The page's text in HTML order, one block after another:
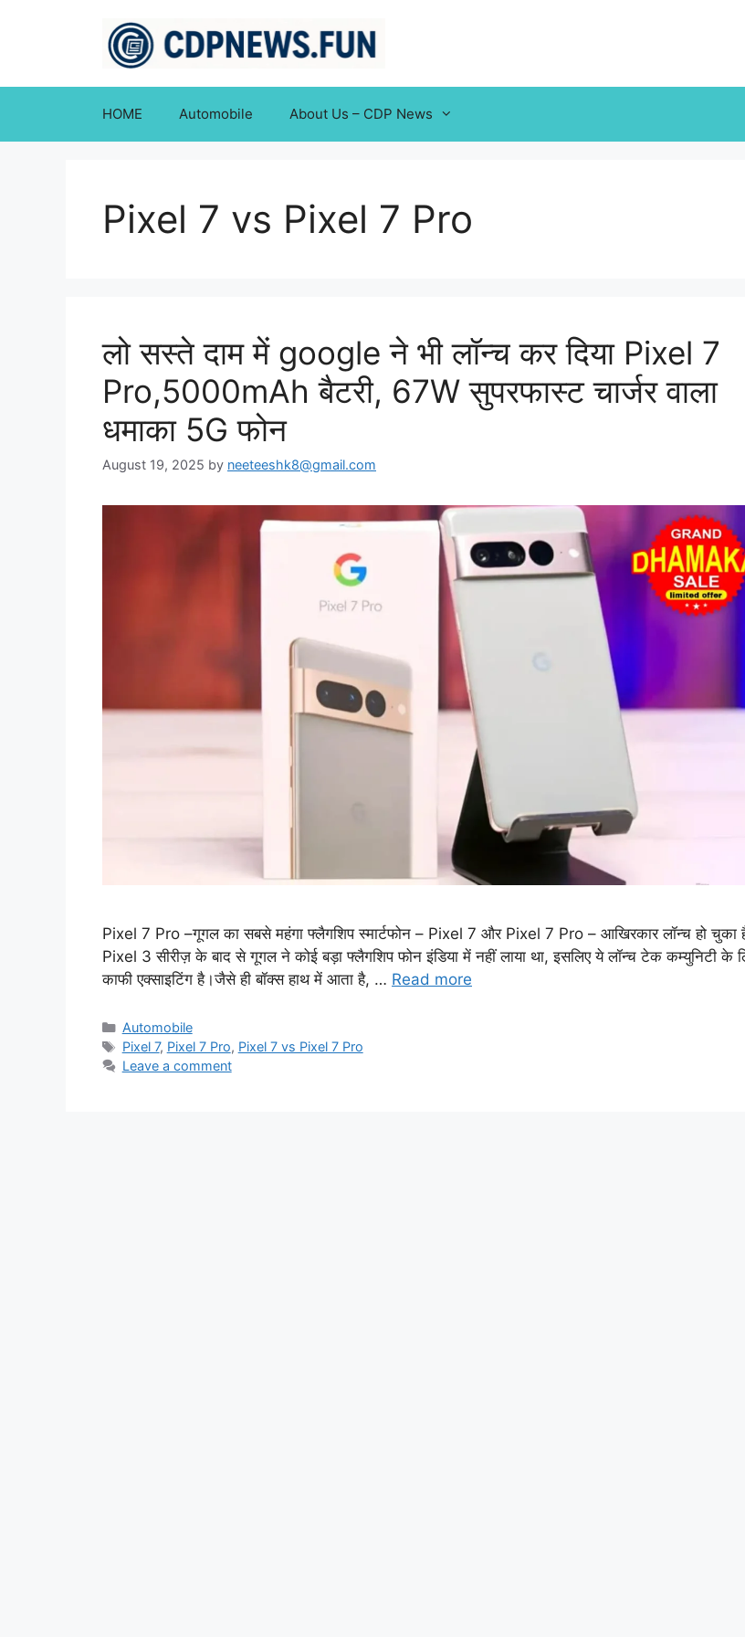
HOME Automobile About Us – CDP News
Pixel 7 vs Pixel 7 Pro
लो सस्ते दाम में google ने भी लॉन्च कर दिया Pixel 7
Pro,5000mAh बैटरी, 67W सुपरफास्ट चार्जर वाला
धमाका 5G फोन
August 19, 2025 by neeteeshk8@gmail.com
Pixel 7 Pro –गूगल का सबसे महंगा फ्लैगशिप स्मार्टफोन – Pixel 7 और Pixel 7 Pro – आखिरकार लॉन्च हो चुका
Pixel 3 सीरीज़ के बाद से गूगल ने कोई बड़ा फ्लैगशिप फोन इंडिया में नहीं लाया था, इसलिए ये लॉन्च टेक कम्युनिटी के
काफी एक्साइटिंग है।जैसे ही बॉक्स हाथ में आता है, … Read more
Categories
Automobile
Tags
Pixel 7, Pixel 7 Pro, Pixel 7 vs Pixel 7 Pro
Leave a comment